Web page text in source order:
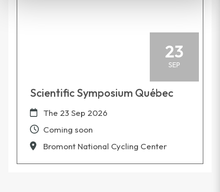
23
SEP
Scientific Symposium Québec
The 23 Sep 2026
Coming soon
Bromont National Cycling Center